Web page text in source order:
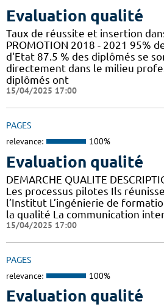
Evaluation qualité
Taux de réussite et insertion
PROMOTION 2018 - 2021 95%
d'Etat 87.5 % des diplômés se
directement dans le milieu
diplômés ont
15/04/2025 17:00
PAGES
relevance: 100%
Evaluation qualité
DEMARCHE QUALITE
Les processus pilotes Ils
l’Institut L’ingénierie de
la qualité La communication
15/04/2025 17:00
PAGES
relevance: 100%
Evaluation qualité